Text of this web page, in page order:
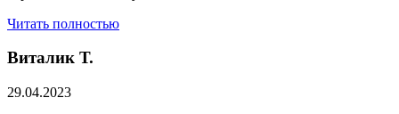
Читать полностью
Виталик Т.
29.04.2023